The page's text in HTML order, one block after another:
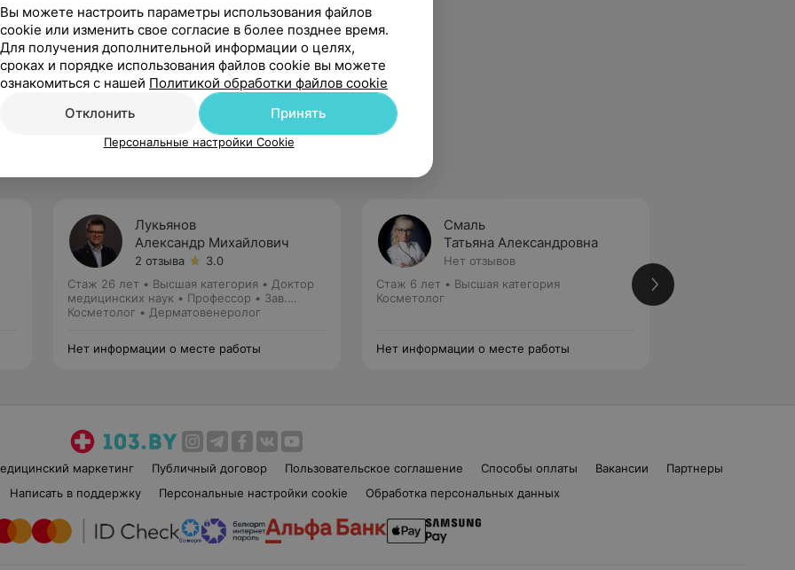
и коррекции возрастных
в Республиканских научно-
участием.
Лукьянов
Александр Михайлович
2 отзыва
3.0
Стаж 26 лет • Высшая категория • Доктор
медицинских наук • Профессор • Зав.
кафедрой
Косметолог • Дерматовенеролог
Нет информации о месте работы
Смаль
Татьяна Александровна
Нет отзывов
Стаж 6 лет • Высшая категория
Косметолог
Нет информации о месте работы
маркетинг Публичный договор Пользовательское соглашение Способы оплаты Вакансии
Партнеры
Написать в поддержку Персональные настройки cookie Обработка персональных данных
Вы можете настроить параметры использования файлов
cookie или изменить свое согласие в более позднее время.
Для получения дополнительной информации о целях,
сроках и порядке использования файлов cookie вы можете
ознакомиться с нашей Политикой обработки файлов cookie
Отклонить
Принять
Персональные настройки Cookie